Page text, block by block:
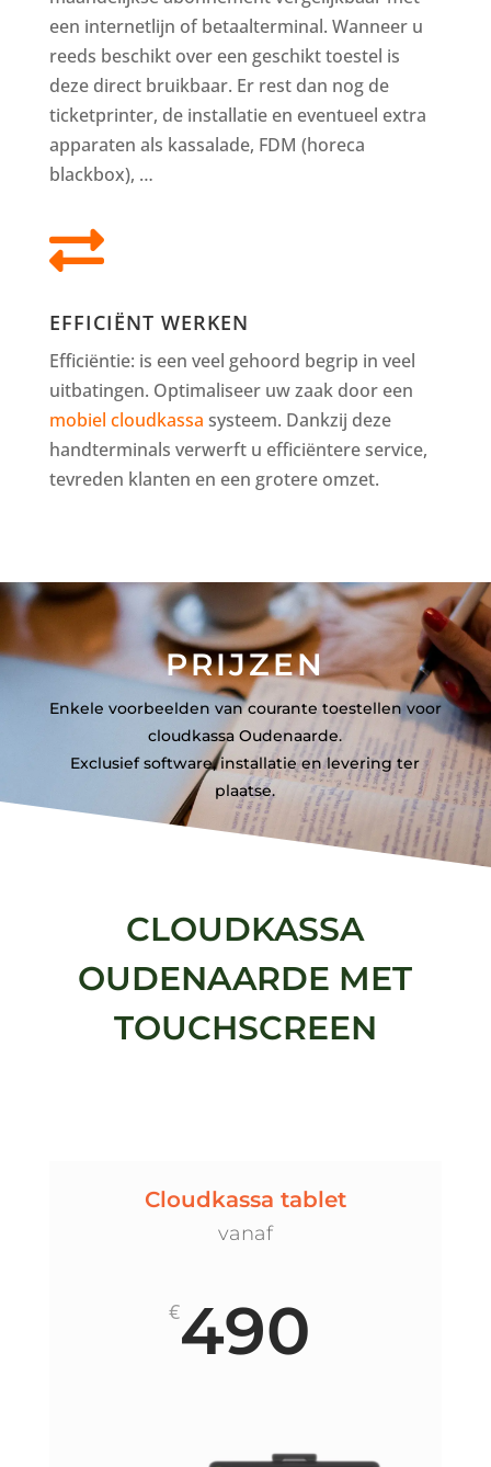
een internetlijn of betaalterminal. Wanneer u
reeds beschikt over een geschikt toestel is
deze direct bruikbaar. Er rest dan nog de
ticketprinter, de installatie en eventueel extra
apparaten als kassalade, FDM (horeca
blackbox), …

EFFICIËNT WERKEN
Efficiëntie: is een veel gehoord begrip in veel
uitbatingen. Optimaliseer uw zaak door een
mobiel cloudkassa systeem. Dankzij deze
handterminals verwerft u efficiëntere service,
tevreden klanten en een grotere omzet.
PRIJZEN
Enkele voorbeelden van courante toestellen voor
cloudkassa Oudenaarde.
Exclusief software, installatie en levering ter
plaatse.
CLOUDKASSA
OUDENAARDE MET
TOUCHSCREEN
Cloudkassa tablet
vanaf
€490